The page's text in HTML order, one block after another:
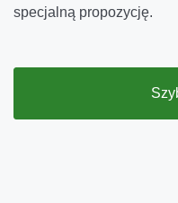
specjalną propozycję.